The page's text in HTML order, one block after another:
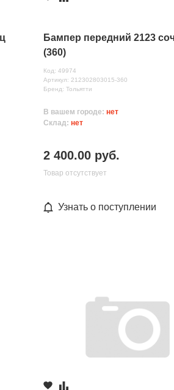
Бампер передний 2123
(360)
Код: 49974
Артикул: 212302803015-360
Бренд: Тольятти
В вашем городе:нет
Склад:нет
2 400.00 руб.
Товар отсутствует
Узнать о поступлении